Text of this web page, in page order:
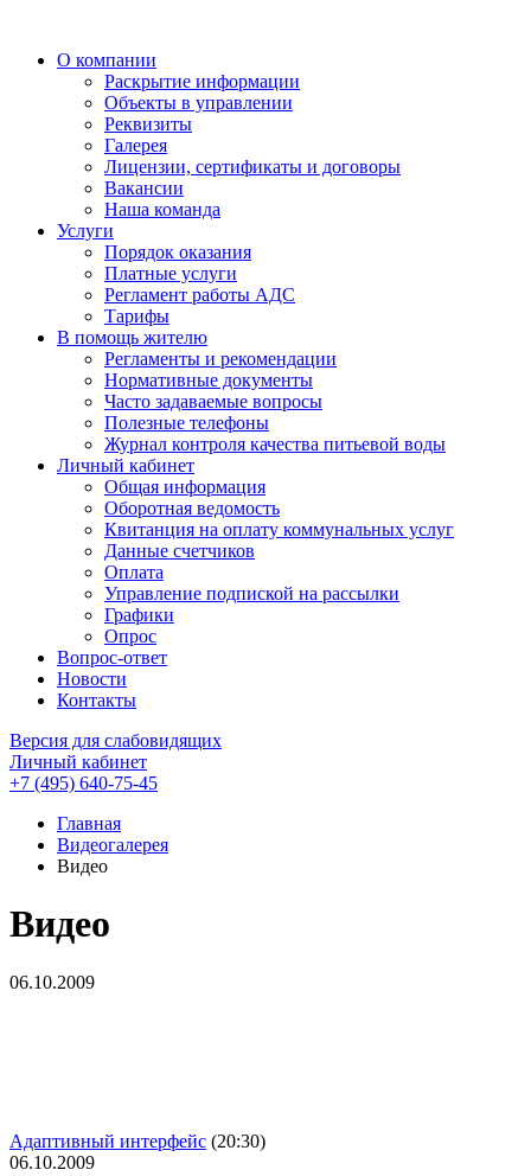
О компании
Раскрытие информации
Объекты в управлении
Реквизиты
Галерея
Лицензии, сертификаты и договоры
Вакансии
Наша команда
Услуги
Порядок оказания
Платные услуги
Регламент работы АДС
Тарифы
В помощь жителю
Регламенты и рекомендации
Нормативные документы
Часто задаваемые вопросы
Полезные телефоны
Журнал контроля качества питьевой воды
Личный кабинет
Общая информация
Оборотная ведомость
Квитанция на оплату коммунальных услуг
Данные счетчиков
Оплата
Управление подпиской на рассылки
Графики
Опрос
Вопрос-ответ
Новости
Контакты
Версия для слабовидящих
Личный кабинет
+7 (495) 640-75-45
Главная
Видеогалерея
Видео
Видео
06.10.2009
Адаптивный интерфейс (20:30)
06.10.2009